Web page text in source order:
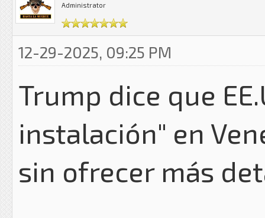
Administrator
12-29-2025, 09:25 PM
Trump dice que
instalación" en
sin ofrecer más